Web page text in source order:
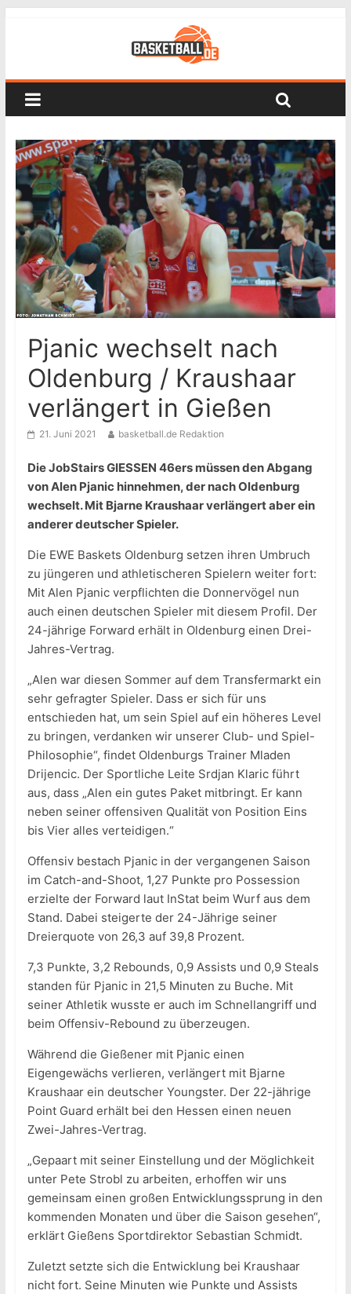
Pjanic wechselt nach
Oldenburg / Kraushaar
verlängert in Gießen
21. Juni 2021 basketball.de Redaktion
Die JobStairs GIESSEN 46ers müssen den Abgang
von Alen Pjanic hinnehmen, der nach Oldenburg
wechselt. Mit Bjarne Kraushaar verlängert aber ein
anderer deutscher Spieler.
Die EWE Baskets Oldenburg setzen ihren Umbruch
zu jüngeren und athletischeren Spielern weiter fort:
Mit Alen Pjanic verpflichten die Donnervögel nun
auch einen deutschen Spieler mit diesem Profil. Der
24-jährige Forward erhält in Oldenburg einen Drei-
Jahres-Vertrag.
„Alen war diesen Sommer auf dem Transfermarkt ein
sehr gefragter Spieler. Dass er sich für uns
entschieden hat, um sein Spiel auf ein höheres Level
zu bringen, verdanken wir unserer Club- und Spiel-
Philosophie“, findet Oldenburgs Trainer Mladen
Drijencic. Der Sportliche Leite Srdjan Klaric führt
aus, dass „Alen ein gutes Paket mitbringt. Er kann
neben seiner offensiven Qualität von Position Eins
bis Vier alles verteidigen.“
Offensiv bestach Pjanic in der vergangenen Saison
im Catch-and-Shoot, 1,27 Punkte pro Possession
erzielte der Forward laut InStat beim Wurf aus dem
Stand. Dabei steigerte der 24-Jährige seiner
Dreierquote von 26,3 auf 39,8 Prozent.
7,3 Punkte, 3,2 Rebounds, 0,9 Assists und 0,9 Steals
standen für Pjanic in 21,5 Minuten zu Buche. Mit
seiner Athletik wusste er auch im Schnellangriff und
beim Offensiv-Rebound zu überzeugen.
Während die Gießener mit Pjanic einen
Eigengewächs verlieren, verlängert mit Bjarne
Kraushaar ein deutscher Youngster. Der 22-jährige
Point Guard erhält bei den Hessen einen neuen
Zwei-Jahres-Vertrag.
„Gepaart mit seiner Einstellung und der Möglichkeit
unter Pete Strobl zu arbeiten, erhoffen wir uns
gemeinsam einen großen Entwicklungssprung in den
kommenden Monaten und über die Saison gesehen“,
erklärt Gießens Sportdirektor Sebastian Schmidt.
Zuletzt setzte sich die Entwicklung bei Kraushaar
nicht fort. Seine Minuten wie Punkte und Assists